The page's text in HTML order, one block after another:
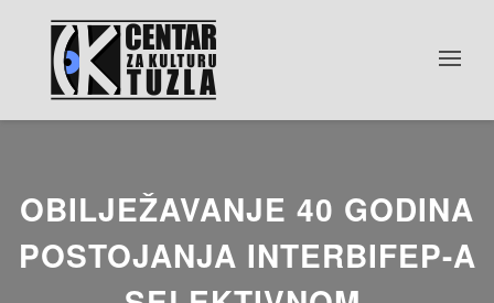
OBILJEŽAVANJE 40 GODINA
POSTOJANJA INTERBIFEP-A